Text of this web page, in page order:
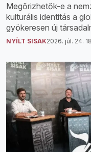
Megőrizhetők-e a
kulturális identitás a
gyökeresen új
NYÍLT SISAK2026. júl. 24.